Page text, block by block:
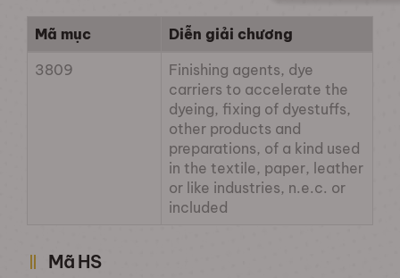
Mã mục
Diễn giải chương
3809
Finishing agents, dye
carriers to accelerate the
dyeing, fixing of dyestuffs,
other products and
preparations, of a kind used
in the textile, paper, leather
or like industries, n.e.c. or
included
Mã HS